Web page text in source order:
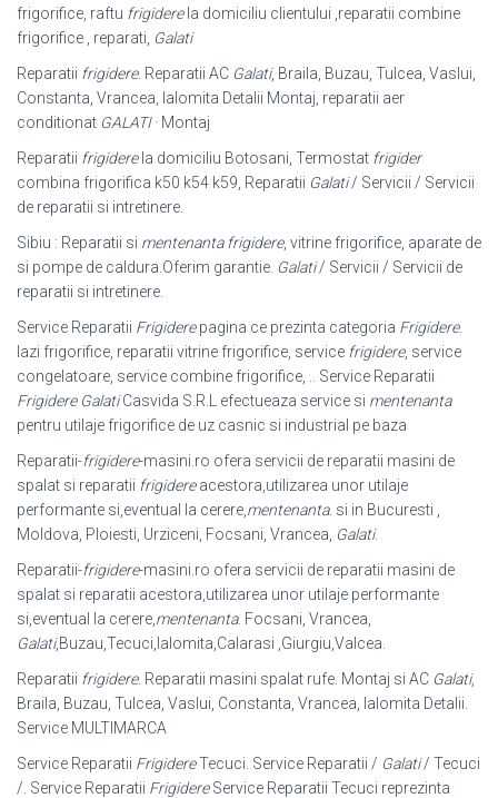
frigorifice, raftu frigiderela domiciliu clientului ,reparatii combine
frigorifice , reparati, Galati
Reparatii frigidere. Reparatii AC Galati, Braila, Buzau, Tulcea, Vaslui,
Constanta, Vrancea, Ialomita Detalii Montaj, reparatii aer
conditionat GALATI· Montaj
Reparatii frigiderela domiciliu Botosani, Termostat frigider
combina frigorifica k50 k54 k59, Reparatii Galati/ Servicii / Servicii
de reparatii si intretinere.
Sibiu : Reparatii si mentenanta frigidere, vitrine frigorifice, aparate de
si pompe de caldura.Oferim garantie. Galati/ Servicii / Servicii de
reparatii si intretinere.
Service Reparatii Frigiderepagina ce prezinta categoria Frigidere.
lazi frigorifice, reparatii vitrine frigorifice, service frigidere, service
congelatoare, service combine frigorifice, .. Service Reparatii
Frigidere GalatiCasvida S.R.L efectueaza service si mentenanta
pentru utilaje frigorifice de uz casnic si industrial pe baza
Reparatii-frigidere-masini.ro ofera servicii de reparatii masini de
spalat si reparatii frigidereacestora,utilizarea unor utilaje
performante si,eventual la cerere, mentenanta. si in Bucuresti ,
Moldova, Ploiesti, Urziceni, Focsani, Vrancea, Galati.
Reparatii-frigidere-masini.ro ofera servicii de reparatii masini de
spalat si reparatii acestora,utilizarea unor utilaje performante
si,eventual la cerere, mentenanta. Focsani, Vrancea,
Galati,Buzau,Tecuci,Ialomita,Calarasi ,Giurgiu, Valcea.
Reparatii frigidere. Reparatii masini spalat rufe. Montaj si AC Galati,
Braila, Buzau, Tulcea, Vaslui, Constanta, Vrancea, Ialomita Detalii.
Service MULTIMARCA
Service Reparatii FrigidereTecuci. Service Reparatii / Galati/ Tecuci
/. Service Reparatii FrigidereService Reparatii Tecuci reprezinta